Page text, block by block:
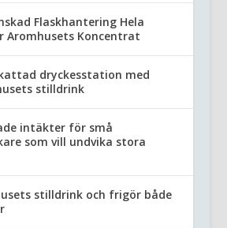
Flaskhantering Hela
Aromhusets Koncentrat
dryckesstation med
stilldrink
intäkter för små
som vill undvika stora
stilldrink och frigör både